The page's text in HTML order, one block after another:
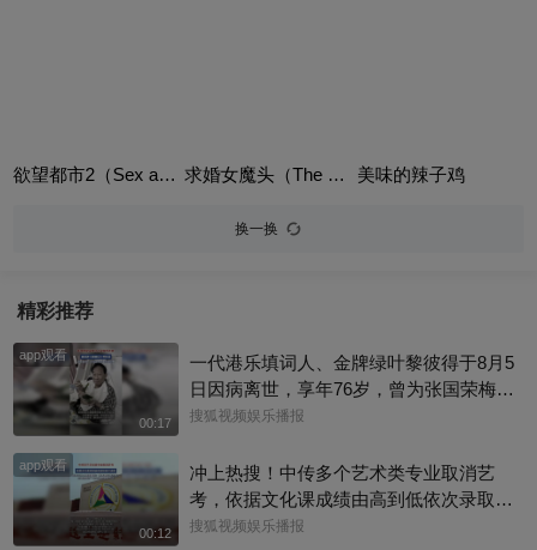
欲望都市2（Sex and the City 2） 求婚女魔头（The Proposal）英语版 美味的辣子鸡
换一换
精彩推荐
app观看
00:17
一代港乐填词人、金牌绿叶黎彼得于8月5
日因病离世，享年76岁，曾为张国荣梅艳
芳歌曲填词，也曾参演《逃学威龙》《鹿
填词到幕前演戏，他把自己活成了香港流
行文化的一个符号。一路走好！
搜狐视频娱乐播报
app观看
00:12
冲上热搜！中传多个艺术类专业取消艺
考，依据文化课成绩由高到低依次录取，
校方工作人员回复称：并不是取消艺考，
搜狐视频娱乐播报